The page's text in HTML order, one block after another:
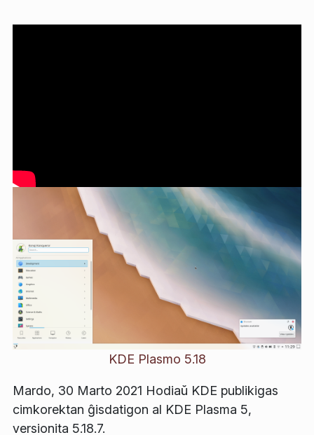
KDE Plasmo 5.18
Mardo, 30 Marto 2021 Hodiaŭ KDE publikigas
cimkorektan ĝisdatigon al KDE Plasma 5,
versionita 5.18.7.